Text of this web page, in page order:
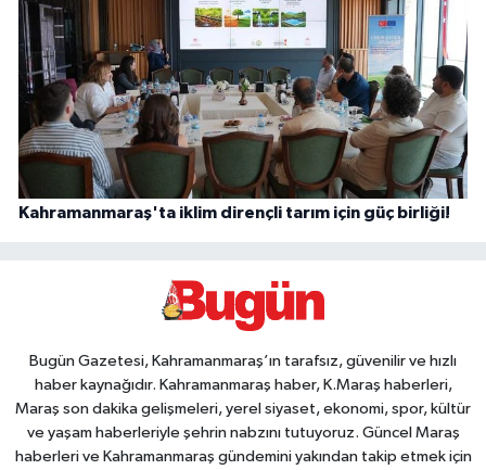
Kahramanmaraş'ta iklim dirençli tarım için güç birliği!
Bugün Gazetesi, Kahramanmaraş’ın tarafsız, güvenilir ve hızlı
haber kaynağıdır. Kahramanmaraş haber, K.Maraş haberleri,
Maraş son dakika gelişmeleri, yerel siyaset, ekonomi, spor, kültür
ve yaşam haberleriyle şehrin nabzını tutuyoruz. Güncel Maraş
haberleri ve Kahramanmaraş gündemini yakından takip etmek için